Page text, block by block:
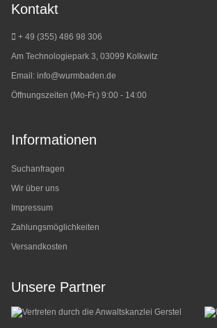
Kontakt
+ 49 (355) 486 98 306
Am Technologiepark 3, 03099 Kolkwitz
Email: info@wurmbaden.de
Öffnungszeiten (Mo-Fr.) 9:00 - 14:00
Informationen
Suchanfragen
Wir über uns
Impressum
Zahlungsmöglichkeiten
Versandkosten
Unsere Partner